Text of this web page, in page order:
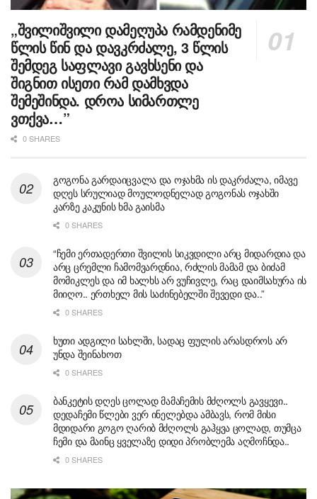
„შვილიშვილი დამეღუპა რამდენიმე
წლის წინ და დავკრძალე, 3 წლის
შემდეგ საფლავი გავხსენი და
შიგნით ისეთი რამ დამხვდა
შემეშინდა. დროა სიმართლე
ვთქვა…”
0 SHARES
გოგონა გარდაიცვალა და ოჯახმა ის დაკრძალა, იმავე
დღეს სრულიად მოულოდნელად გოგონას ოჯახში
კარზე კაკუნის ხმა გაისმა
0 SHARES
“ჩემი ერთადერთი შვილის სიკვდილი არც მიდარდია და
არც ცრემლი ჩამომვარდნია, რძლის მამამ და ბიძამ
მომიკლეს და იმ ხალხს არ ვუჩივლე, რაც დაიმსახურა ის
მიიღო.. ერთხელ მის საძინებელში შევედი და..”
0 SHARES
ხუთი ადგილი სახლში, სადაც ფულის არასდროს არ
უნდა შეინახოთ
0 SHARES
ბანკეტის დღეს ცოლად მამაჩემის მძღოლს გავყევი..
დედაჩემი წლები ვერ ინელებდა ამბავს, რომ მისი
მდიდარი გოგო ღარიბ მძღოლს გაჰყვა ცოლად, თუმცა
ჩემი და მაინც ყველაზე დიდი პრობლემა აღმოჩნდა..
0 SHARES